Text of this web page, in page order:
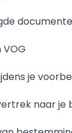
je
naar je